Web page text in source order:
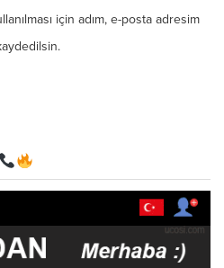
için adım, e-posta adresim